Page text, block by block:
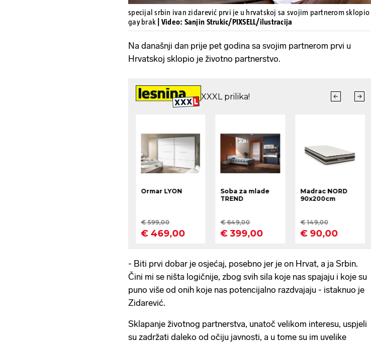
specijal srbin ivan zidarević prvi je u hrvatskoj sa svojim partnerom sklopio
gay brak
| Video: Sanjin Strukic/PIXSELL/ilustracija
Na današnji dan prije pet godina sa svojim partnerom prvi u
Hrvatskoj sklopio je životno partnerstvo.
- Biti prvi dobar je osjećaj, posebno jer je on Hrvat, a ja Srbin.
Čini mi se ništa logičnije, zbog svih sila koje nas spajaju i koje su
puno više od onih koje nas potencijalno razdvajaju - istaknuo je
Zidarević.
Sklapanje životnog partnerstva, unatoč velikom interesu, uspjeli
su zadržati daleko od očiju javnosti, a u tome su im uvelike